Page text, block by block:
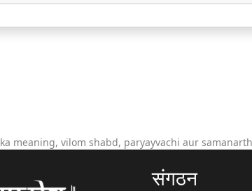
ka meaning, vilom shabd, paryayvachi aur
संगठन